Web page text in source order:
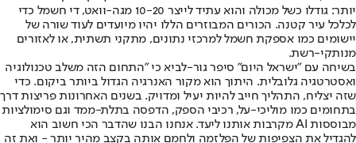
יותר: גודלו כשל מכולה והוא עתיד לייצר 10-20 מגה-וואט, די חשמל כדי
לכלכל עיר קטנה. הכורים המבוזרים הללו יהיו מיועדים לעוד שורה של
יישומים כמו אספקת חשמל למרכזי נתונים, מתקני תשתית, או לאזורים
מנותקי-רשת.
בשיחה עם "ישראל היום" סיפר גור-לביא כי "התחום הזה משלב טכנולוגיה
ואסטרטגיה גלובלית. היתוך הוא מקור האנרגיה הגדול ביותר ביקום. כדי
שזה יצליח, התהליך חייב להיות יעיל ומדויק. בשנים האחרונות פריצות דרך
בתחומים כמו מוליכי-על, רכיבי הספק, הדפסה בתלת-ממד וגם סימולציות
מבוססות AI מקרבות אותנו ליעד. אנחנו הבנו שהדבר הכי חשוב הוא
להגדיל את הצפיפות של הפלזמה ולחמם אותה בקצב מהיר יותר - ואת זה